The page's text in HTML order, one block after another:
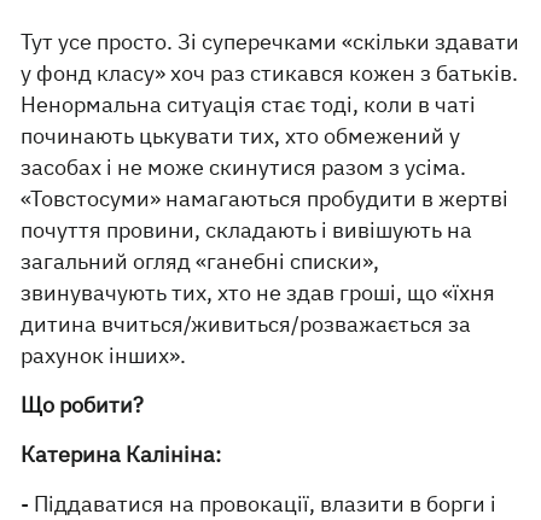
Тут усе просто. Зі суперечками «скільки здавати
у фонд класу» хоч раз стикався кожен з батьків.
Ненормальна ситуація стає тоді, коли в чаті
починають цькувати тих, хто обмежений у
засобах і не може скинутися разом з усіма.
«Товстосуми» намагаються пробудити в жертві
почуття провини, складають і вивішують на
загальний огляд «ганебні списки»,
звинувачують тих, хто не здав гроші, що «їхня
дитина вчиться/живиться/розважається за
рахунок інших».
Що робити?
Катерина Калініна:
- Піддаватися на провокації, влазити в борги і